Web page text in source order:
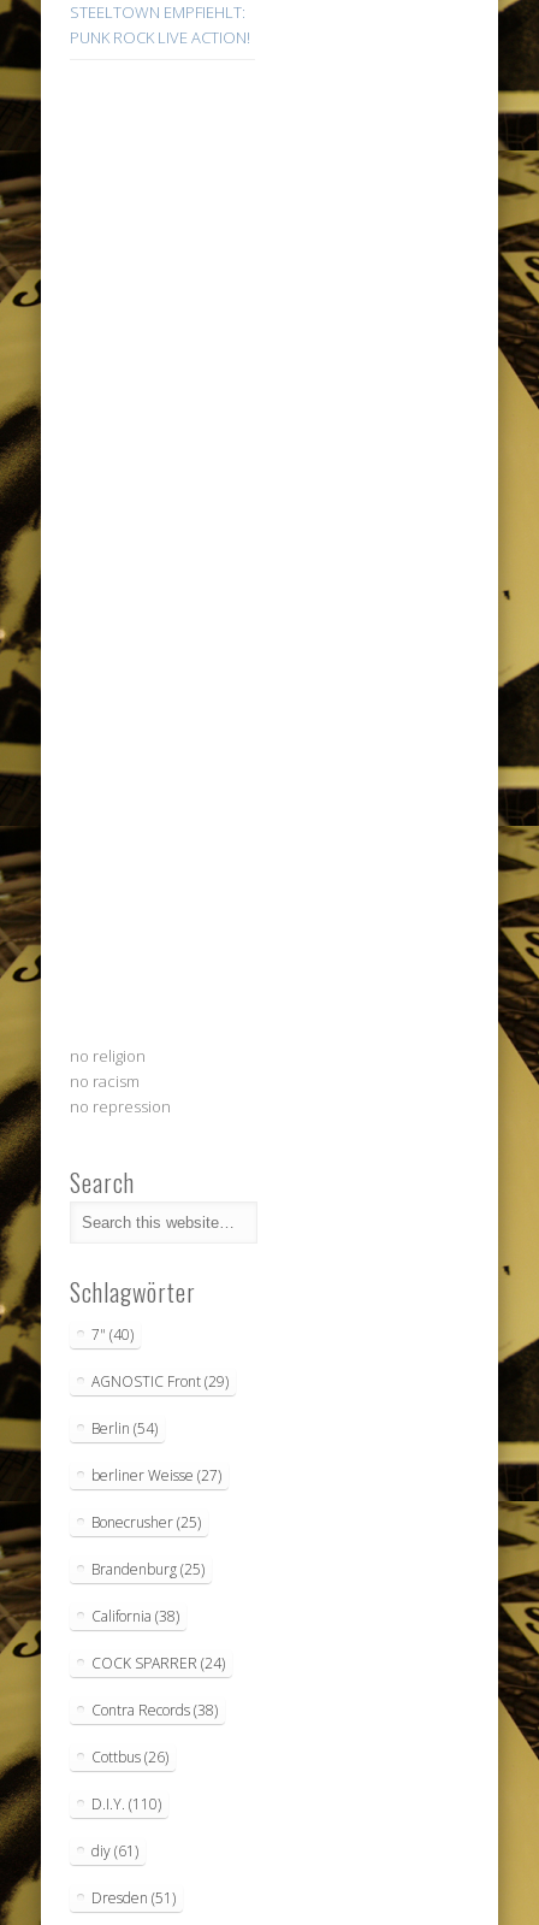
STEELTOWN EMPFIEHLT:
PUNK ROCK LIVE ACTION!
no religion
no racism
no repression
Search
Schlagwörter
7" (40)
AGNOSTIC Front(29)
Berlin (54)
berliner Weisse (27)
Bonecrusher(25)
Brandenburg(25)
California (38)
COCK SPARRER (24)
Contra Records(38)
Cottbus(26)
D.I.Y. (110)
diy(61)
Dresden (51)